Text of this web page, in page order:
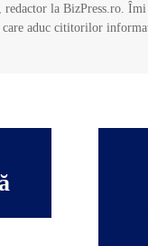
redactor la BizPress.ro.
care aduc cititorilor